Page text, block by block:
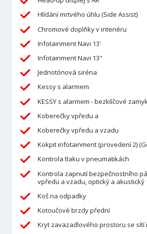
Hlídání mrtvého úhlu (Side Assist)
Chromové doplňky v interiéru
Infotainment Navi 13'
Infotainment Navi 13"
Jednotónová siréna
Kessy s alarmem
KESSY s alarmem - bezklíčové
Koberečky vpředu a
Koberečky vpředu a vzadu
Kokpit infotainment (provedení 2)
Kontrola tlaku v pneumatikách
Kontrola zapnutí bezpečnostního
vpředu a vzadu, optický a akustický
Koš na odpadky
Kotoučové brzdy přední
Kryt zavazadlového prostoru se sítí